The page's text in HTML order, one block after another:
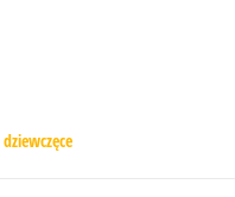
dziewczęce